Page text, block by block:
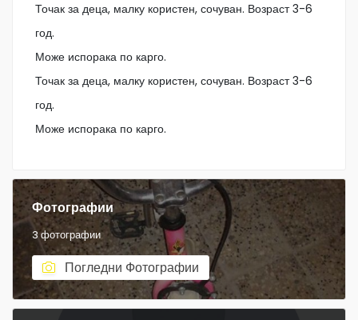
Точак за деца, малку користен, сочуван. Возраст 3-6
год.
Може испорака по карго.
Точак за деца, малку користен, сочуван. Возраст 3-6
год.
Може испорака по карго.
Фотографии
3 фотографии
Погледни Фотографии